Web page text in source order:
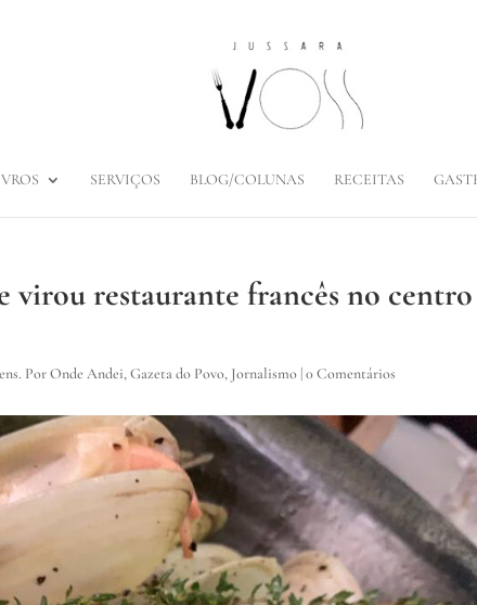
SERVIÇOS BLOG/COLUNAS RECEITAS
virou restaurante francês no
Por Onde Andei,Gazeta do Povo, Jornalismo |0 Comentários